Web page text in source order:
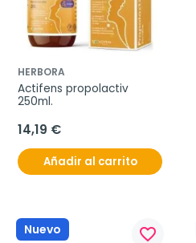
HERBORA
Actifens propolactiv
250ml.
14,19 €
Añadir al carrito
Nuevo favorite_border